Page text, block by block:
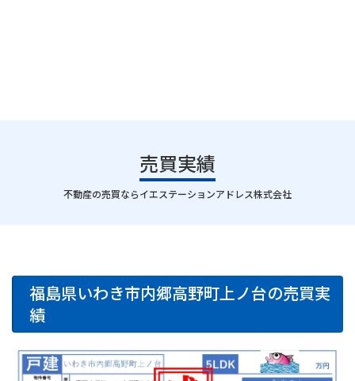
売買実績
｜
不動産の売買ならイエステーションアドレス株式会社
福島県いわき市内郷高野町上ノ台の売買実
績